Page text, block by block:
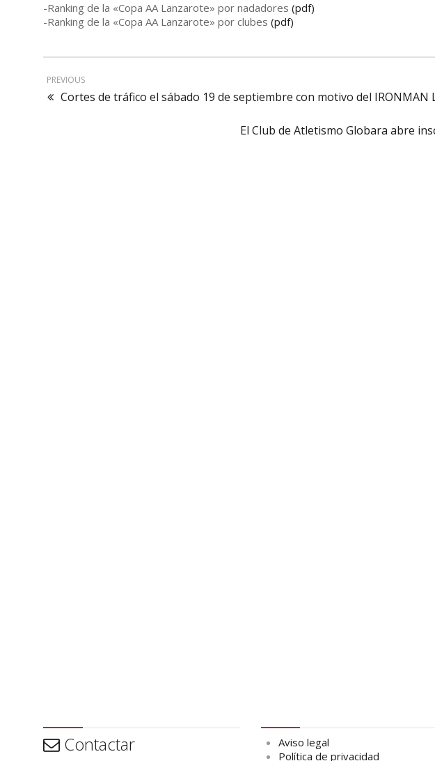
-Ranking de la «Copa AA Lanzarote» por nadadores (pdf)
-Ranking de la «Copa AA Lanzarote» por clubes (pdf)
PREVIOUS
Cortes de tráfico el sábado 19 de septiembre con motivo del IRONMAN
El Club de Atletismo Globara abre
Contactar
Aviso legal
Política de privacidad